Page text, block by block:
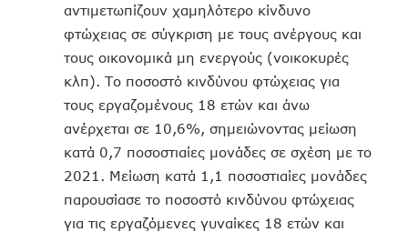
αντιμετωπίζουν χαμηλότερο κίνδυνο
φτώχειας σε σύγκριση με τους ανέργους και
τους οικονομικά μη ενεργούς (νοικοκυρές
κλπ). Το ποσοστό κινδύνου φτώχειας για
τους εργαζομένους 18 ετών και άνω
ανέρχεται σε 10,6%, σημειώνοντας μείωση
κατά 0,7 ποσοστιαίες μονάδες σε σχέση με το
2021. Μείωση κατά 1,1 ποσοστιαίες μονάδες
παρουσίασε το ποσοστό κινδύνου φτώχειας
για τις εργαζόμενες γυναίκες 18 ετών και